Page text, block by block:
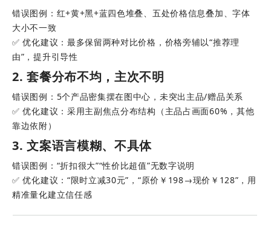
错误图例：红+黄+黑+蓝四色堆叠、五处价格信息叠加、字体
大小不一致
✅ 优化建议：最多保留两种对比价格，价格旁辅以“推荐理
由”，提升引导性
2. 套餐分布不均，主次不明
错误图例：5个产品密集摆在图中心，未突出主品/赠品关系
✅ 优化建议：采用主副焦点分布结构（主品占画面60%，其他
靠边依附）
3. 文案语言模糊、不具体
错误图例：“折扣很大”“性价比超值”无数字说明
✅ 优化建议：“限时立减30元”，“原价￥198→现价￥128”，用
精准量化建立信任感